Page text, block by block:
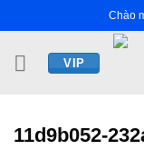
qua
nội
Chào
VIP
11d9b052-